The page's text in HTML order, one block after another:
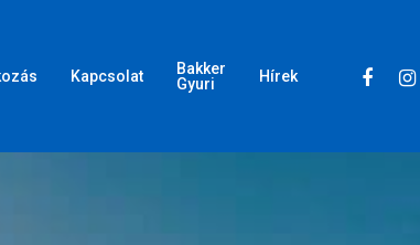
Kapcsolat
Bakker
Gyuri
Hírek